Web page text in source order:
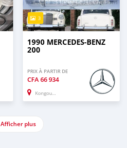
3
1990 MERCEDES-BENZ
200
PRIX À PARTIR DE
CFA66 934
Kongoussi
Afficher plus